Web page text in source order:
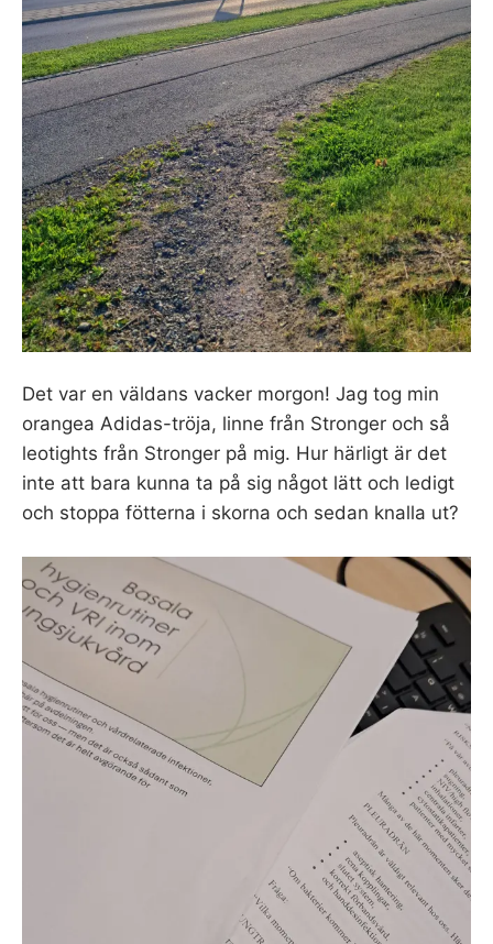
Det var en väldans vacker morgon! Jag tog min
orangea Adidas-tröja, linne från Stronger och så
leotights från Stronger på mig. Hur härligt är det
inte att bara kunna ta på sig något lätt och ledigt
och stoppa fötterna i skorna och sedan knalla ut?